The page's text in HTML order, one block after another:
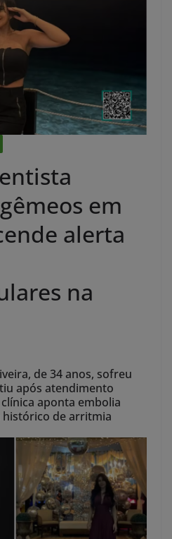
em
alerta
na
de 34 anos, sofreu
após atendimento
aponta embolia
histórico de arritmia